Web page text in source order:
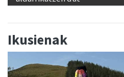
Ikusienak